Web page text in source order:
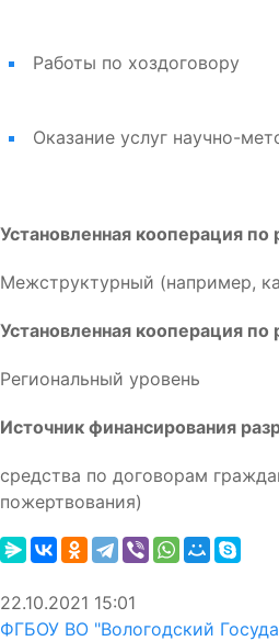
Работы по хоздоговору
Оказание услуг научно-
Установленная кооперация по
Межструктурный (например,
Установленная кооперация
Региональный уровень
Источник финансирования
средства по договорам
пожертвования)
22.10.2021 15:01
ФГБОУ ВО "Вологодский